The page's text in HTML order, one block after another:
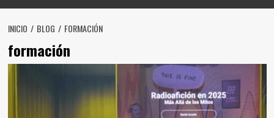
INICIO BLOG FORMACIÓN
formación